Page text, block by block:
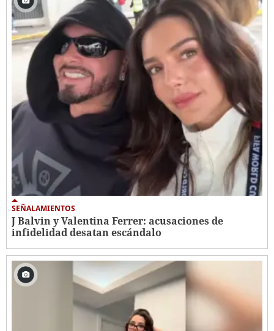
SEÑALAMIENTOS
J Balvin y Valentina Ferrer: acusaciones de
infidelidad desatan escándalo